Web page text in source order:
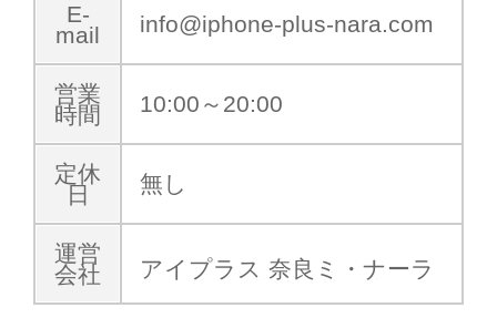
E-
mail
info@iphone-plus-nara.com
営業
時間
10:00～20:00
定休
日
無し
運営
会社
アイプラス 奈良ミ・ナーラ